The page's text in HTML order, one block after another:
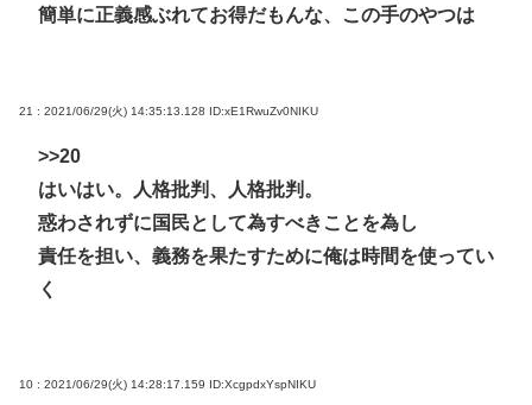
簡単に正義感ぶれてお得だもんな、この手のやつは
21 : 2021/06/29(火) 14:35:13.128 ID:xE1RwuZv0NIKU
>>20
はいはい。人格批判、人格批判。
惑わされずに国民として為すべきことを為し
責任を担い、義務を果たすために俺は時間を使ってい
く
10 : 2021/06/29(火) 14:28:17.159 ID:XcgpdxYspNIKU